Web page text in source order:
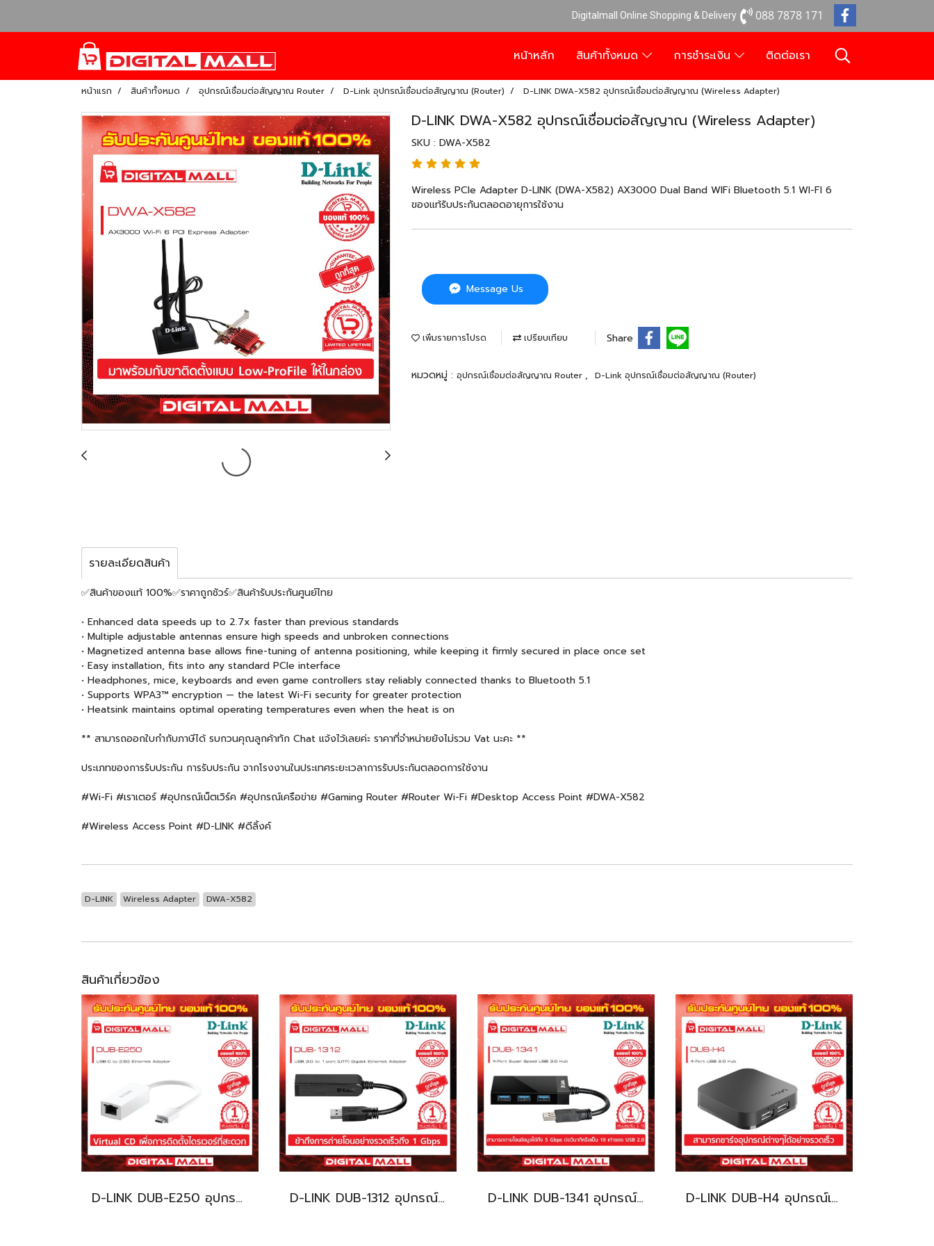
Digitalmall Online Shopping & Delivery 088 7878 171
หน้าหลัก สินค้าทั้งหมด การชำระเงิน ติดต่อเรา
หน้าแรก สินค้าทั้งหมด อุปกรณ์เชื่อมต่อสัญญาณ Router D-Link อุปกรณ์เชื่อมต่อสัญญาณ (Router) D-LINK DWA-X582 อุปกรณ์เชื่อมต่อสัญญาณ (Wireless Adapter)
D-LINK DWA-X582 อุปกรณ์เชื่อมต่อสัญญาณ (Wireless Adapter)
SKU : DWA-X582
Wireless PCIe Adapter D-LINK (DWA-X582) AX3000 Dual Band WIFi Bluetooth 5.1 WI-FI 6
ของแท้รับประกันตลอดอายุการใช้งาน
Message Us
เพิ่มรายการโปรด เปรียบเทียบ Share
หมวดหมู่ : อุปกรณ์เชื่อมต่อสัญญาณ Router , D-Link อุปกรณ์เชื่อมต่อสัญญาณ (Router)
รายละเอียดสินค้า
✅สินค้าของแท้ 100%✅ราคาถูกชัวร์✅สินค้ารับประกันศูนย์ไทย
• Enhanced data speeds up to 2.7x faster than previous standards
• Multiple adjustable antennas ensure high speeds and unbroken connections
• Magnetized antenna base allows fine-tuning of antenna positioning, while keeping it firmly secured in place once set
• Easy installation, fits into any standard PCIe interface
• Headphones, mice, keyboards and even game controllers stay reliably connected thanks to Bluetooth 5.1
• Supports WPA3™ encryption — the latest Wi-Fi security for greater protection
• Heatsink maintains optimal operating temperatures even when the heat is on
** สามารถออกใบกำกับภาษีได้ รบกวนคุณลูกค้าทัก Chat แจ้งไว้เลยค่ะ ราคาที่จำหน่ายยังไม่รวม Vat นะคะ **
ประเภทของการรับประกัน การรับประกัน จากโรงงานในประเทศระยะเวลาการรับประกันตลอดการใช้งาน
#Wi-Fi #เราเตอร์ #อุปกรณ์เน็ตเวิร์ค #อุปกรณ์เครือข่าย #Gaming Router #Router Wi-Fi #Desktop Access Point #DWA-X582
#Wireless Access Point #D-LINK #ดีลิ้งค์
D-LINK Wireless Adapter DWA-X582
สินค้าเกี่ยวข้อง
D-LINK DUB-E250 อุปกรณ์เชื่อมต่อสัญญาณ (ETHERNET ADAPTER) D-LINK DUB-1312 อุปกรณ์เชื่อมต่อสัญญาณ (Ethernet Adapter ) D-LINK DUB-1341 อุปกรณ์เชื่อมต่อสัญญาณ (USB Hub) D-LINK DUB-H4 อุปกรณ์เชื่อมต่อสัญญาณ (USB Hub)